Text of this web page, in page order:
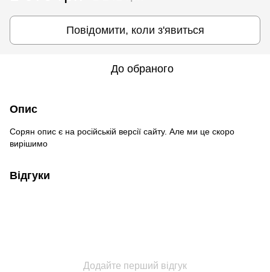
Повідомити, коли з'явиться
До обраного
Опис
Сорян опис є на російській версії сайту. Але ми це скоро
вирішимо
Відгуки
Додайте перший відгук